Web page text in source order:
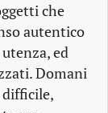
che
autentico
ed
Domani